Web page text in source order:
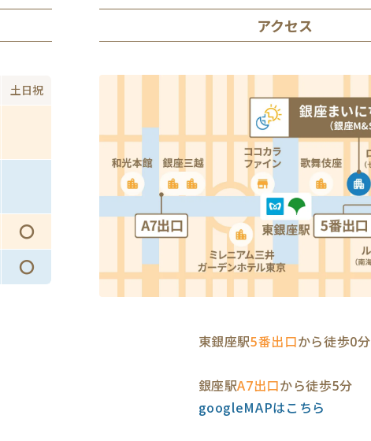
土日祝
〇
〇
アクセス
東銀座駅5番出口から徒歩0分
銀座駅A7出口から徒歩5分
googleMAPはこちら